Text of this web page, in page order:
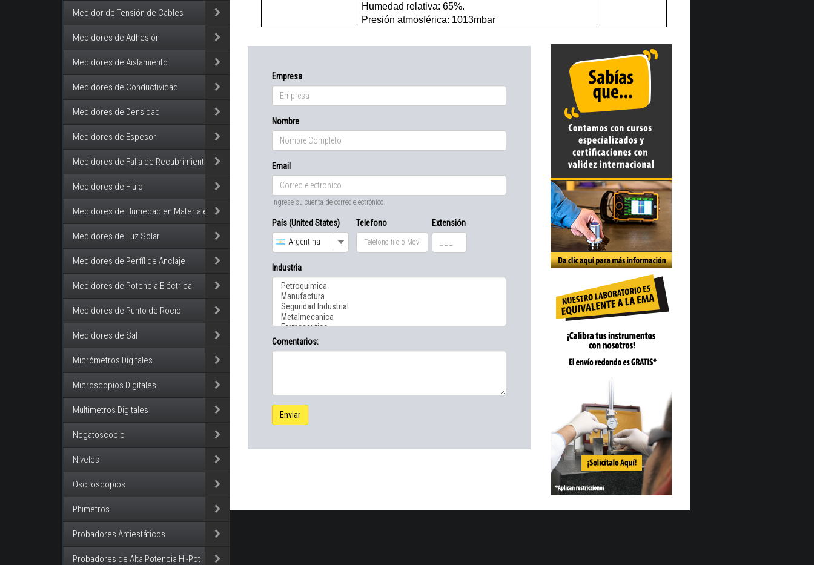
Medidor de Tensión de Cables
Medidores de Adhesión
Medidores de Aislamiento
Medidores de Conductividad
Medidores de Densidad
Medidores de Espesor
Medidores de Falla de Recubrimiento
Medidores de Flujo
Medidores de Humedad en Materiales
Medidores de Luz Solar
Medidores de Perfíl de Anclaje
Medidores de Potencia Eléctrica
Medidores de Punto de Rocío
Medidores de Sal
Micrómetros Digitales
Microscopios Digitales
Multimetros Digitales
Negatoscopio
Niveles
Osciloscopios
Phimetros
Probadores Antiestáticos
Probadores de Alta Potencia HI-Pot
Humedad relativa: 65%.
Presión atmosférica: 1013mbar
Empresa
Nombre
Email
Ingrese su cuenta de correo electrónico.
País (United States)
Argentina
Telefono Extensión
Industria
Comentarios:
Enviar